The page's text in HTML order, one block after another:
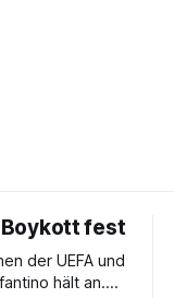
Boykott fest
der UEFA und
hält an.